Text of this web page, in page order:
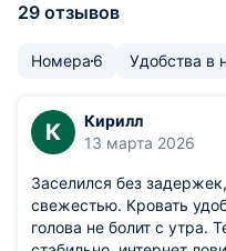
29 отзывов
Номера 6 Удобства в
К
Кирилл
13 марта 2026
Заселился без
свежестью. Кровать
голова не болит с утра.